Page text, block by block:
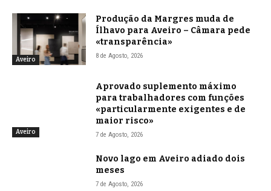
Aveiro
Produção da Margres muda de
Ílhavo para Aveiro – Câmara pede
«transparência»
8 de Agosto, 2026
Aveiro
Aprovado suplemento máximo
para trabalhadores com funções
«particularmente exigentes e de
maior risco»
7 de Agosto, 2026
Novo lago em Aveiro adiado dois
meses
7 de Agosto, 2026